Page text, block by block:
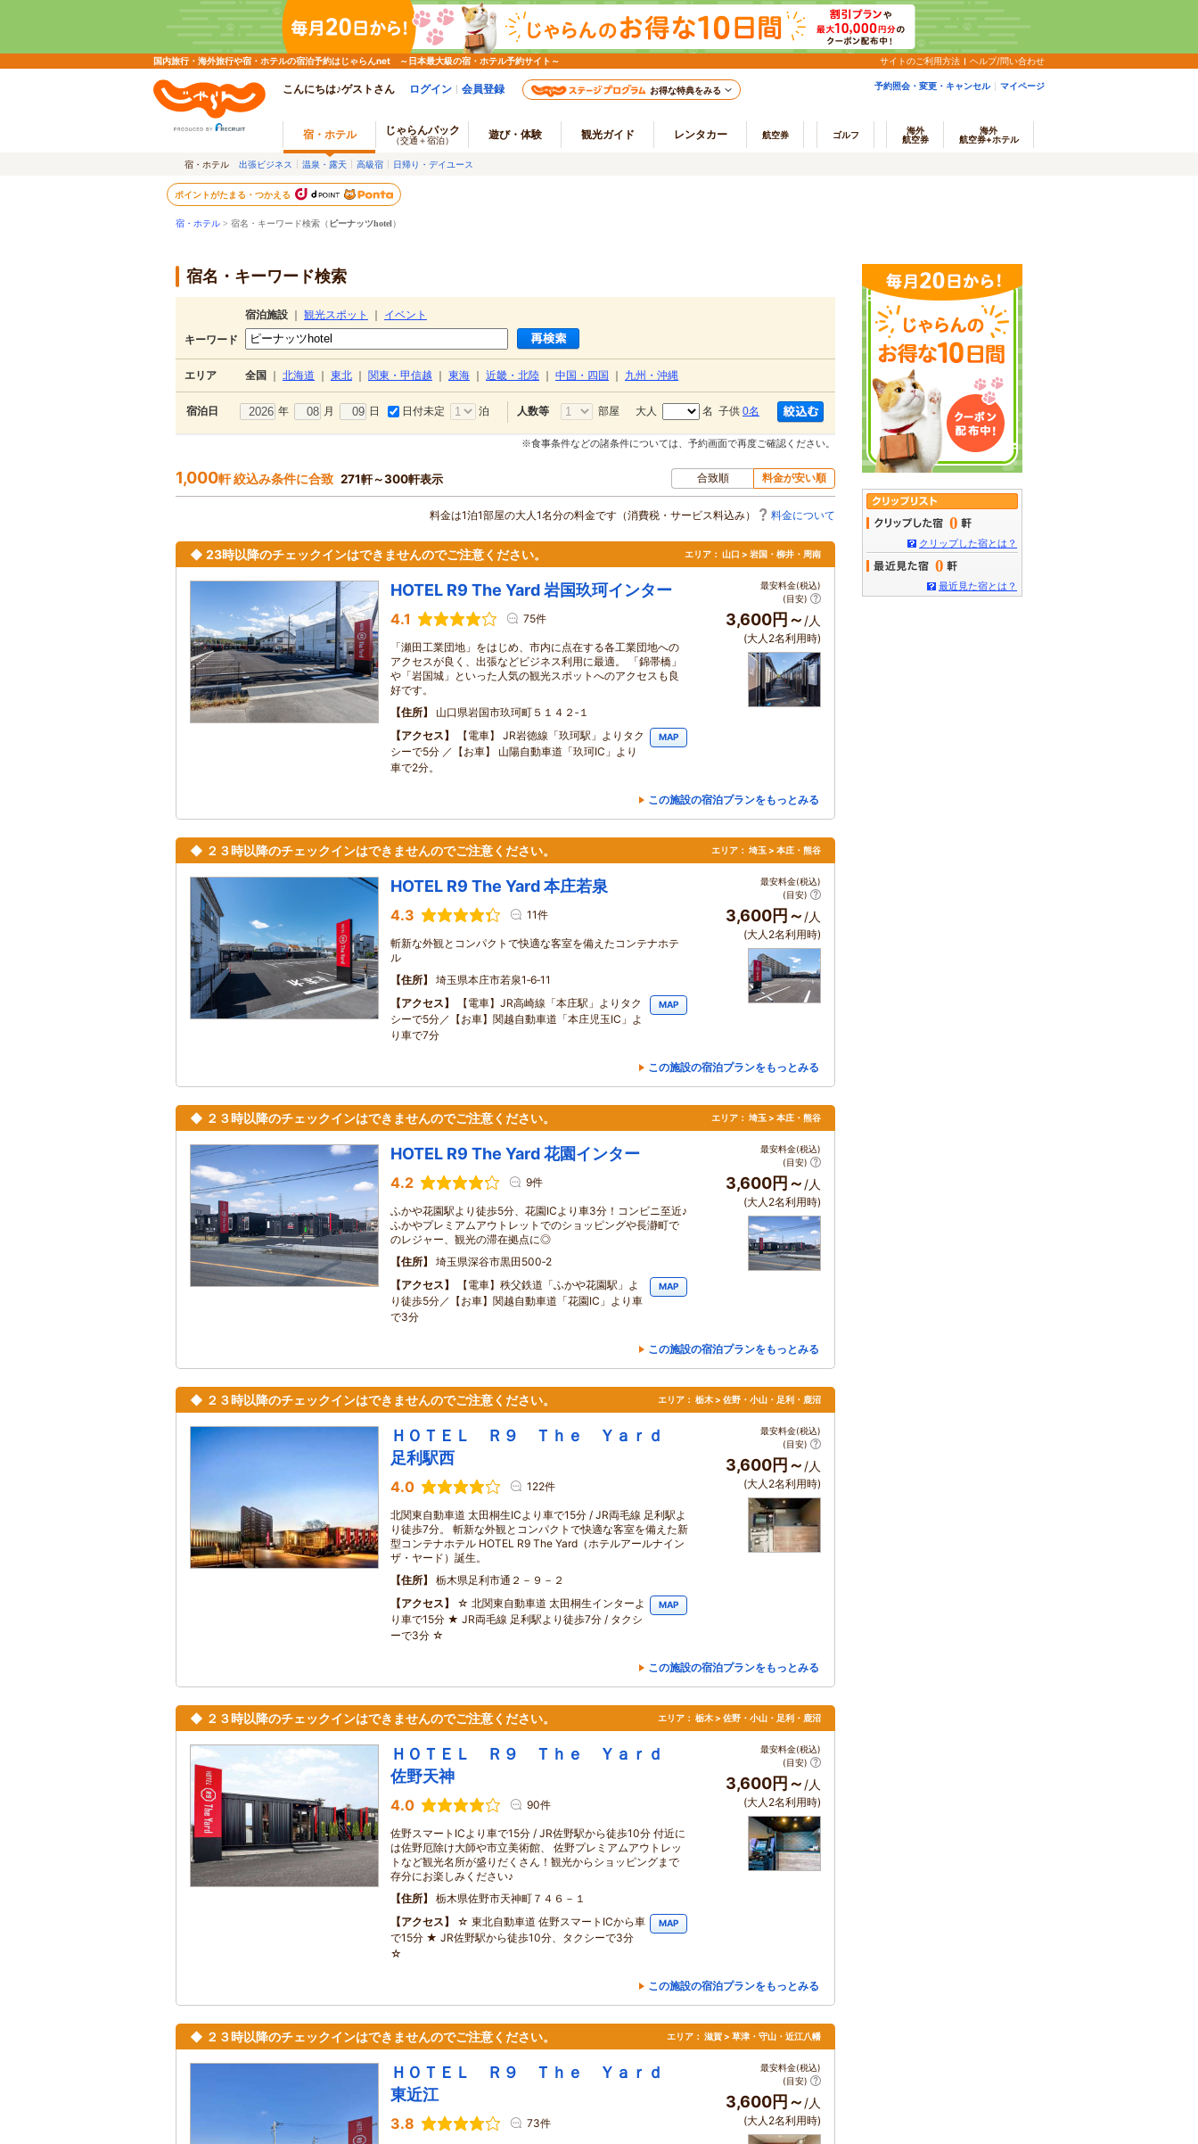
国内旅行・海外旅行や宿・ホテルの宿泊予約はじゃらんnet ～日本最大級の宿・ホテル予約サイト～ サイトのご利用方法 ヘルプ/問い合わせ
こんにちは♪ゲストさん ログイン 会員登録 お得な特典をみる 予約照会・変更・キャンセル マイページ
宿・ホテル じゃらんパック
（交通＋宿泊） 遊び・体験 観光ガイド レンタカー 航空券 ゴルフ
海外
航空券
海外
航空券+ホテル
宿・ホテル 出張ビジネス 温泉・露天 高級宿 日帰り・デイユース
ポイントがたまる・つかえる
宿・ホテル > 宿名・キーワード検索（ ピーナッツhotel）
宿名・キーワード検索
宿泊施設 観光スポット
イベント
キーワード
エリア 全国 北海道 東北 関東・甲信越 東海 近畿・北陸 中国・四国 九州・沖縄
宿泊日 年 月 日 日付未定 泊 人数等 部屋 大人 名 子供 0名
※食事条件などの諸条件については、予約画面で再度ご確認ください。
1,000軒 絞込み条件に合致 271軒～300軒表示 合致順 料金が安い順
料金は1泊1部屋の大人1名分の料金です（消費税・サービス料込み） 料金について
◆ 23時以降のチェックインはできませんのでご注意ください。 エリア： 山口 > 岩国・柳井・周南
HOTEL R9 The Yard 岩国玖珂インター
4.1 75件
「瀬田工業団地」をはじめ、市内に点在する各工業団地への
アクセスが良く、出張などビジネス利用に最適。 「錦帯橋」
や「岩国城」といった人気の観光スポットへのアクセスも良
好です。
住所
山口県岩国市玖珂町５１４２‐１
アクセス
【電車】 JR岩徳線「玖珂駅」よりタク
シーで5分 ／【お車】 山陽自動車道「玖珂IC」より
車で2分。
MAP
最安料金(税込)
(目安)
3,600円～ /人
(大人2名利用時)
この施設の宿泊プランをもっとみる
◆ ２３時以降のチェックインはできませんのでご注意ください。 エリア： 埼玉 > 本庄・熊谷
HOTEL R9 The Yard 本庄若泉
4.3 11件
斬新な外観とコンパクトで快適な客室を備えたコンテナホテ
ル
住所
埼玉県本庄市若泉1‐6‐11
アクセス
【電車】JR高崎線「本庄駅」よりタク
シーで5分／【お車】関越自動車道「本庄児玉IC」よ
り車で7分
MAP
最安料金(税込)
(目安)
3,600円～ /人
(大人2名利用時)
この施設の宿泊プランをもっとみる
◆ ２３時以降のチェックインはできませんのでご注意ください。 エリア： 埼玉 > 本庄・熊谷
HOTEL R9 The Yard 花園インター
4.2 9件
ふかや花園駅より徒歩5分、花園ICより車3分！コンビニ至近♪
ふかやプレミアムアウトレットでのショッピングや長瀞町で
のレジャー、観光の滞在拠点に◎
住所
埼玉県深谷市黒田500‐2
アクセス
【電車】秩父鉄道「ふかや花園駅」よ
り徒歩5分／【お車】関越自動車道「花園IC」より車
で3分
MAP
最安料金(税込)
(目安)
3,600円～ /人
(大人2名利用時)
この施設の宿泊プランをもっとみる
◆ ２３時以降のチェックインはできませんのでご注意ください。 エリア： 栃木 > 佐野・小山・足利・鹿沼
ＨＯＴＥＬ Ｒ９ Ｔｈｅ Ｙａｒｄ
足利駅西
4.0 122件
北関東自動車道 太田桐生ICより車で15分 / JR両毛線 足利駅よ
り徒歩7分。 斬新な外観とコンパクトで快適な客室を備えた新
型コンテナホテル HOTEL R9 The Yard（ホテルアールナイン
ザ・ヤード）誕生。
住所
栃木県足利市通２－９－２
アクセス
☆ 北関東自動車道 太田桐生インターよ
り車で15分 ★ JR両毛線 足利駅より徒歩7分 / タクシ
ーで3分 ☆
MAP
最安料金(税込)
(目安)
3,600円～ /人
(大人2名利用時)
この施設の宿泊プランをもっとみる
◆ ２３時以降のチェックインはできませんのでご注意ください。 エリア： 栃木 > 佐野・小山・足利・鹿沼
ＨＯＴＥＬ Ｒ９ Ｔｈｅ Ｙａｒｄ
佐野天神
4.0 90件
佐野スマートICより車で15分 / JR佐野駅から徒歩10分 付近に
は佐野厄除け大師や市立美術館、 佐野プレミアムアウトレッ
トなど観光名所が盛りだくさん！観光からショッピングまで
存分にお楽しみください♪
住所
栃木県佐野市天神町７４６－１
アクセス
☆ 東北自動車道 佐野スマートICから車
で15分 ★ JR佐野駅から徒歩10分、タクシーで3分
☆
MAP
最安料金(税込)
(目安)
3,600円～ /人
(大人2名利用時)
この施設の宿泊プランをもっとみる
◆ ２３時以降のチェックインはできませんのでご注意ください。 エリア： 滋賀 > 草津・守山・近江八幡
ＨＯＴＥＬ Ｒ９ Ｔｈｅ Ｙａｒｄ
東近江
3.8 73件
最安料金(税込)
(目安)
3,600円～ /人
(大人2名利用時)
0
クリップした宿とは？
0
最近見た宿とは？